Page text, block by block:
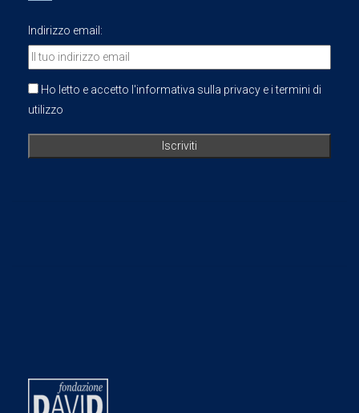
Indirizzo email:
Ho letto e accetto l'informativa sulla privacy e i termini di
utilizzo